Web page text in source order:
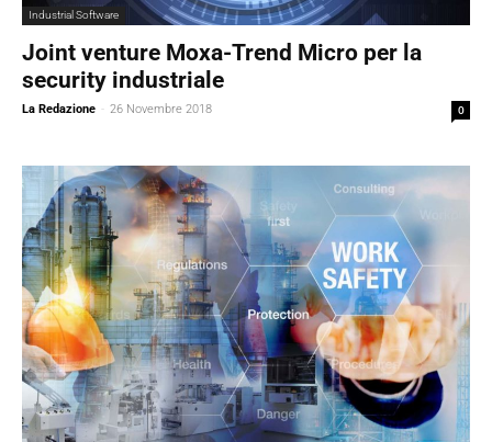
Industrial Software
Joint venture Moxa-Trend Micro per la
security industriale
La Redazione - 26 Novembre 2018 0